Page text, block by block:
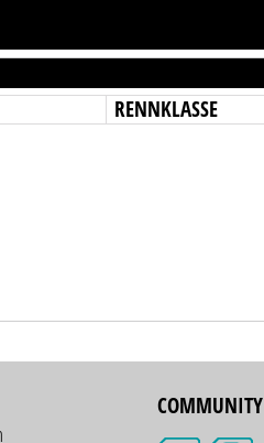
RENNKLASSE
COMMUNITY